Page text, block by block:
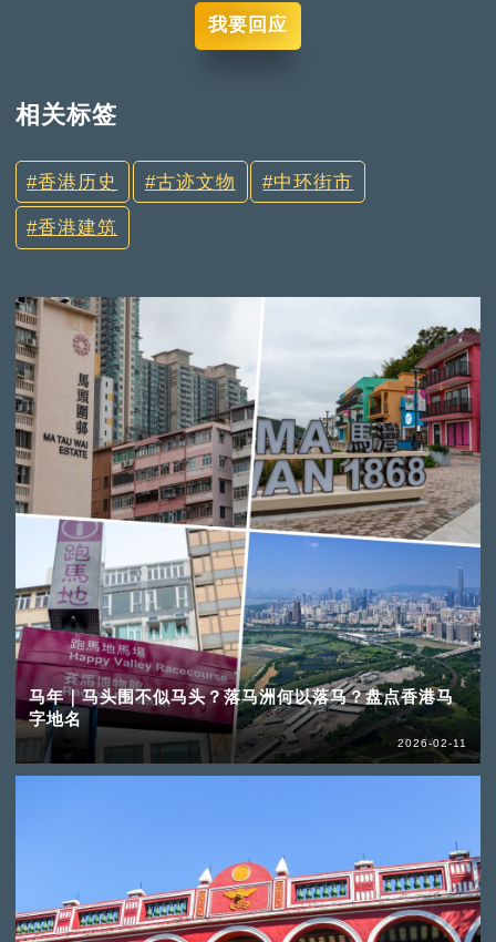
我要回应
相关标签
香港历史 古迹文物 中环街市
香港建筑
马年｜马头围不似马头？落马洲何以落马？盘点香港马
字地名
2026-02-11